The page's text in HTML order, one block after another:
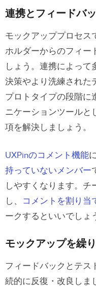
連携とフィードバ
モックアッププロセス
ホルダーからのフィー
しょう。連携によっ
決策やより洗練された
プロトタイプの段階に
ニケーションツールと
項を解決しましょう。
UXPinのコメント機能
持っていないメンバー
しやすくなります。チ
し、 コメントを割り当
ークするといいでしょ
モックアップを繰
フィードバックとテス
続的に反復・改良しま